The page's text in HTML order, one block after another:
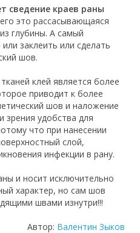
сведение краев раны
это рассасывающаяся
глубины. А самый
заклеить или сделать
шов.
клей является более
приводит к более
шов и наложение
зрения удобства для
что при нанесении
слой,
инфекции в рану.
и носит исключительно
характер, но сам шов
швами изнутри!!!
Автор: Валентин Зыков